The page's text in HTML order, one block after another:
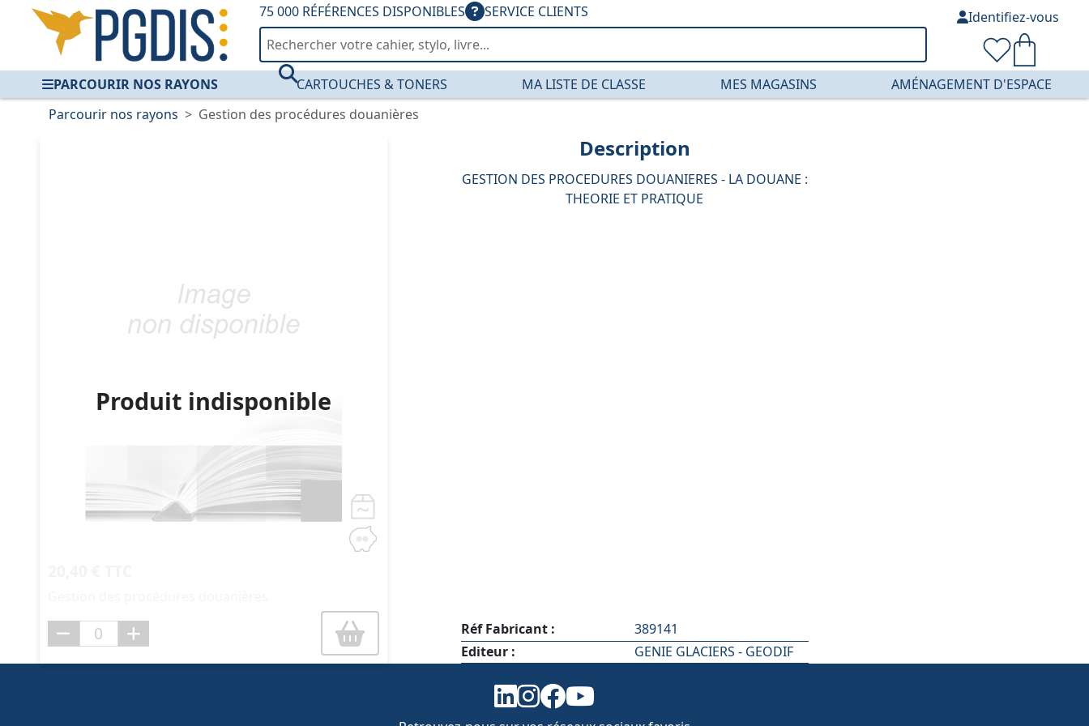
75 000 RÉFÉRENCES DISPONIBLES SERVICE CLIENTS
PARCOURIR NOS RAYONS CARTOUCHES & TONERS MA LISTE DE CLASSE MES MAGASINS AMÉNAGEMENT D'ESPACE
Identifiez-vous
Parcourir nos rayons Gestion des procédures douanières
Produit indisponible
Description
GESTION DES PROCEDURES DOUANIERES - LA DOUANE :
THEORIE ET PRATIQUE
Réf Fabricant :
389141
Editeur :
GENIE GLACIERS - GEODIF